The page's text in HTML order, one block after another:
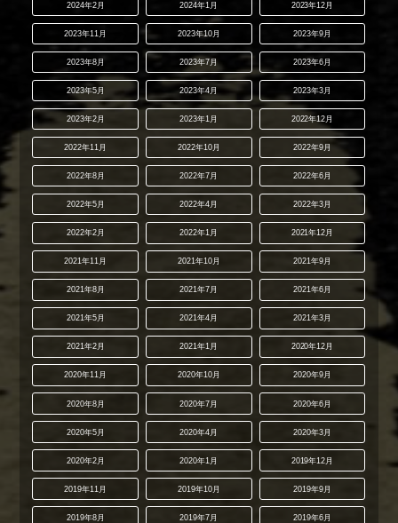
2024年2月 2024年1月 2023年12月
2023年11月 2023年10月 2023年9月
2023年8月 2023年7月 2023年6月
2023年5月 2023年4月 2023年3月
2023年2月 2023年1月 2022年12月
2022年11月 2022年10月 2022年9月
2022年8月 2022年7月 2022年6月
2022年5月 2022年4月 2022年3月
2022年2月 2022年1月 2021年12月
2021年11月 2021年10月 2021年9月
2021年8月 2021年7月 2021年6月
2021年5月 2021年4月 2021年3月
2021年2月 2021年1月 2020年12月
2020年11月 2020年10月 2020年9月
2020年8月 2020年7月 2020年6月
2020年5月 2020年4月 2020年3月
2020年2月 2020年1月 2019年12月
2019年11月 2019年10月 2019年9月
2019年8月 2019年7月 2019年6月